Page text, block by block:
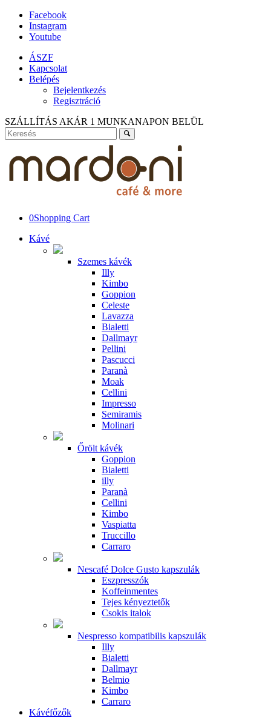
Facebook
Instagram
Youtube
ÁSZF
Kapcsolat
Belépés
Bejelentkezés
Regisztráció
SZÁLLÍTÁS AKÁR 1 MUNKANAPON BELÜL
0Shopping Cart
Kávé
Szemes kávék
Illy
Kimbo
Goppion
Celeste
Lavazza
Bialetti
Dallmayr
Pellini
Pascucci
Paranà
Moak
Cellini
Impresso
Semiramis
Molinari
Őrölt kávék
Goppion
Bialetti
illy
Paranà
Cellini
Kimbo
Vaspiatta
Truccillo
Carraro
Nescafé Dolce Gusto kapszulák
Eszpresszók
Koffeinmentes
Tejes kényeztetők
Csokis italok
Nespresso kompatibilis kapszulák
Illy
Bialetti
Dallmayr
Belmio
Kimbo
Carraro
Kávéfőzők